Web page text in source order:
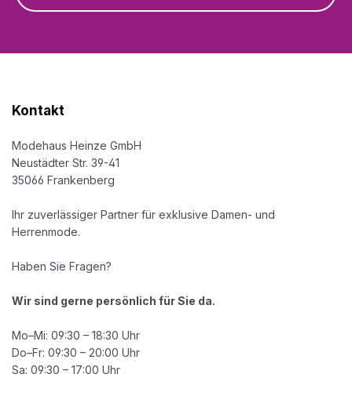
Kontakt
Modehaus Heinze GmbH
Neustädter Str. 39-41
35066 Frankenberg
Ihr zuverlässiger Partner für exklusive Damen- und
Herrenmode.
Haben Sie Fragen?
Wir sind gerne persönlich für Sie da.
Mo–Mi: 09:30 – 18:30 Uhr
Do–Fr: 09:30 – 20:00 Uhr
Sa: 09:30 – 17:00 Uhr